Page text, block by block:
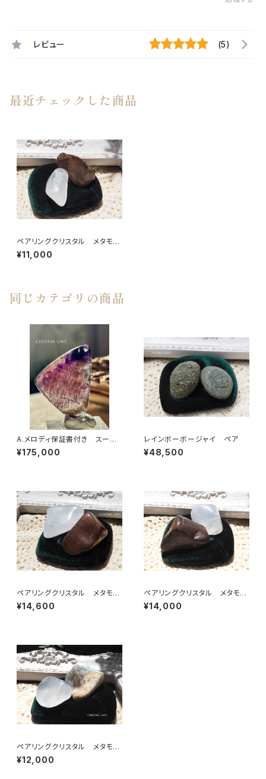
レビュー (5)
最近チェックした商品
ペアリングクリスタル メタモル
フォーシスクォーツ＆ビックスフ
ォーメーションピクチャージャス
¥11,000
同じカテゴリの商品
A.メロディ保証書付き スーパ
ーセブン® ルース【A】64.20c
t
¥175,000
レインボーボージャイ ペア
¥48,500
ペアリングクリスタル メタモル
フォーシスクォーツ＆ビックスフ
ォーメーションピクチャージャス
¥14,600
ペアリングクリスタル メタモル
フォーシスクォーツ＆ビックスフ
ォーメーションピクチャージャス
¥14,000
ペアリングクリスタル メタモル
フォーシスクォーツ＆ブッケンハ
ウトジャスパー【B】
¥12,000